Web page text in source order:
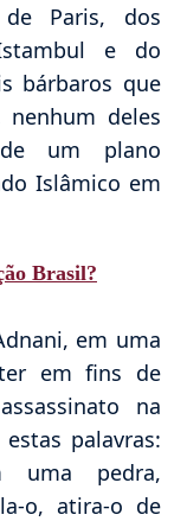
Paris, dos
e do
bárbaros que
nenhum deles
um plano
Islâmico em
Brasil?
em uma
em fins de
na
palavras:
uma pedra,
o, atira-o de